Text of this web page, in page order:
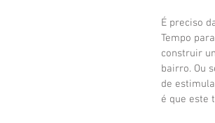
É preciso
Tempo
construir
bairro. Ou
de
é que este